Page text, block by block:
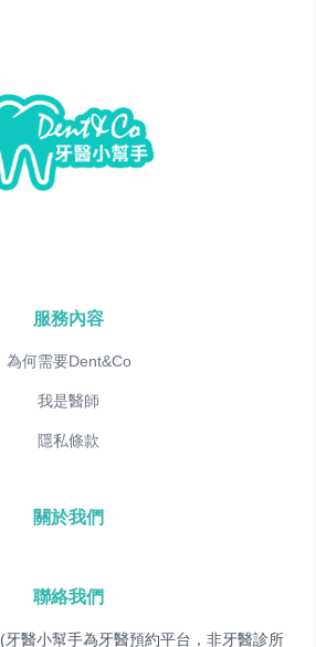
服務內容
為何需要Dent&Co
我是醫師
隱私條款
關於我們
聯絡我們
(牙醫小幫手為牙醫預約平台，非牙醫診所